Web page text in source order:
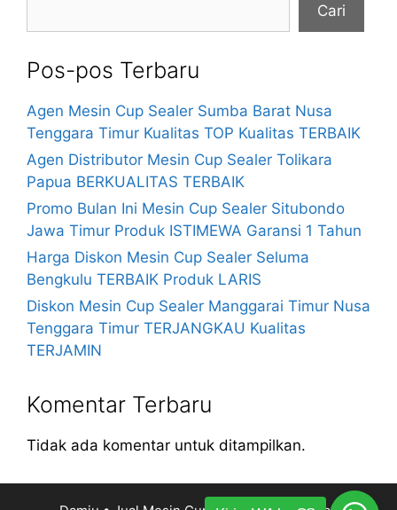
Cari
Pos-pos Terbaru
Agen Mesin Cup Sealer Sumba Barat Nusa
Tenggara Timur Kualitas TOP Kualitas TERBAIK
Agen Distributor Mesin Cup Sealer Tolikara
Papua BERKUALITAS TERBAIK
Promo Bulan Ini Mesin Cup Sealer Situbondo
Jawa Timur Produk ISTIMEWA Garansi 1 Tahun
Harga Diskon Mesin Cup Sealer Seluma
Bengkulu TERBAIK Produk LARIS
Diskon Mesin Cup Sealer Manggarai Timur Nusa
Tenggara Timur TERJANGKAU Kualitas
TERJAMIN
Komentar Terbaru
Tidak ada komentar untuk ditampilkan.